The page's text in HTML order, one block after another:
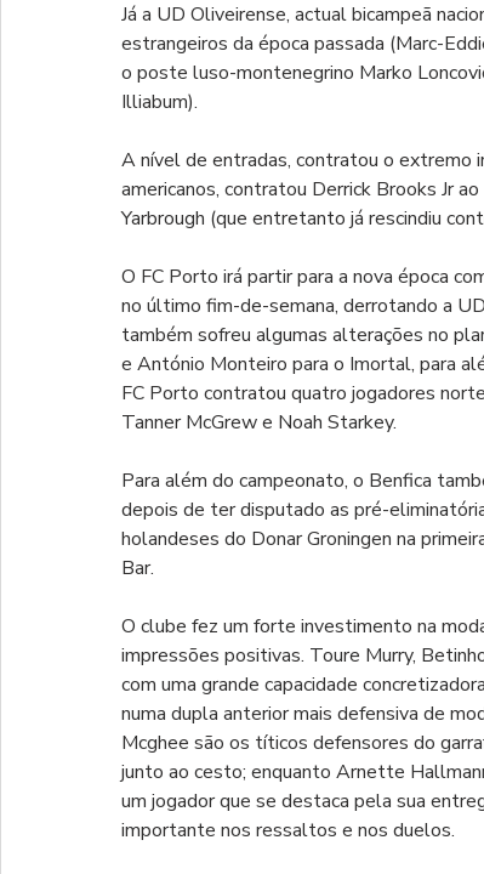
Já a UD Oliveirense, actual bicampeã
estrangeiros da época passada (Marc-
o poste luso-montenegrino Marko
Illiabum).
A nível de entradas, contratou o extremo
americanos, contratou Derrick Brooks Jr
Yarbrough (que entretanto já rescindiu
O FC Porto irá partir para a nova época
no último fim-de-semana, derrotando a
também sofreu algumas alterações no
e António Monteiro para o Imortal, para
FC Porto contratou quatro jogadores
Tanner McGrew e Noah Starkey.
Para além do campeonato, o Benfica
depois de ter disputado as pré-
holandeses do Donar Groningen na
Bar.
O clube fez um forte investimento na
impressões positivas. Toure Murry,
com uma grande capacidade
numa dupla anterior mais defensiva de
Mcghee são os títicos defensores do
junto ao cesto; enquanto Arnette
um jogador que se destaca pela sua
importante nos ressaltos e nos duelos.